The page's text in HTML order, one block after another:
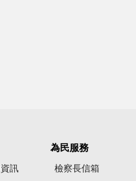
訊
為民服務
檢察長信箱